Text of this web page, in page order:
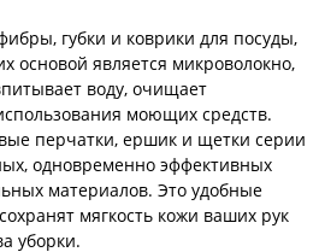
губки и коврики для посуды,
основой является микроволокно,
воду, очищает
моющих средств.
перчатки, ершик и щетки серии
одновременно эффективных
материалов. Это удобные
мягкость кожи ваших рук
уборки.